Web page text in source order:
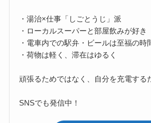
・湯治×仕事「しごとうじ」派
・ローカルスーパーと部屋飲みが好き
・電車内での駅弁・ビールは至福の時
・荷物は軽く、滞在はゆるく
頑張るためではなく、自分を充電する
SNSでも発信中！